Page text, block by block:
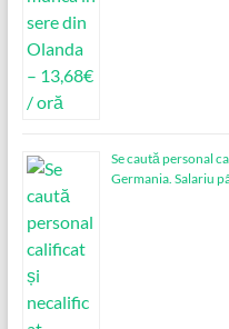
Se caută personal
Germania. Salariu